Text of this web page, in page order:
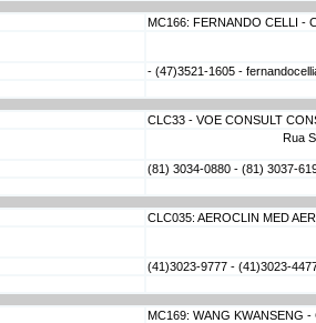
MC166: FERNANDO CELLI -
- (47)3521-1605 -
CLC33 - VOE CONSULT
Rua
(81) 3034-0880 - (81) 3037-
CLC035: AEROCLIN MED
(41)3023-9777 - (41)3023-
MC169: WANG KWANSENG -